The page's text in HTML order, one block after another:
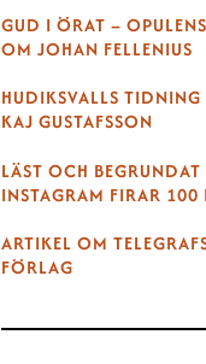
GUD I ÖRAT –
OM JOHAN FELLENIUS
HUDIKSVALLS TIDNING
KAJ GUSTAFSSON
LÄST OCH BEGRUNDAT
INSTAGRAM FIRAR 100
ARTIKEL OM
FÖRLAG